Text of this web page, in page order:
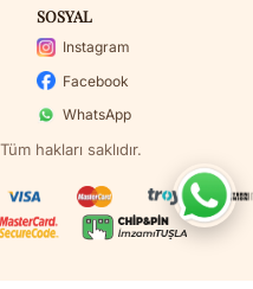
SOSYAL
Instagram
Facebook
WhatsApp
hakları saklıdır.